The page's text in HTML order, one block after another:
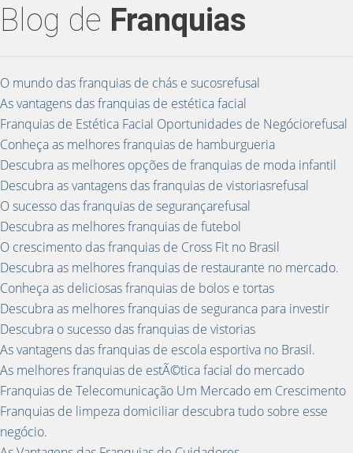
Blog de Franquias
O mundo das franquias de chás e sucosrefusal
As vantagens das franquias de estética facial
Franquias de Estética Facial Oportunidades de Negóciorefusal
Conheça as melhores franquias de hamburgueria
Descubra as melhores opções de franquias de moda infantil
Descubra as vantagens das franquias de vistoriasrefusal
O sucesso das franquias de segurançarefusal
Descubra as melhores franquias de futebol
O crescimento das franquias de Cross Fit no Brasil
Descubra as melhores franquias de restaurante no mercado.
Conheça as deliciosas franquias de bolos e tortas
Descubra as melhores franquias de seguranca para investir
Descubra o sucesso das franquias de vistorias
As vantagens das franquias de escola esportiva no Brasil.
As melhores franquias de estÃ©tica facial do mercado
Franquias de Telecomunicação Um Mercado em Crescimento
Franquias de limpeza domiciliar descubra tudo sobre esse
negócio.